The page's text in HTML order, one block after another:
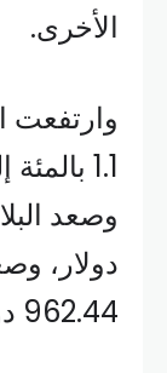
الأخرى.
وارتفعت
962.44 دولار.